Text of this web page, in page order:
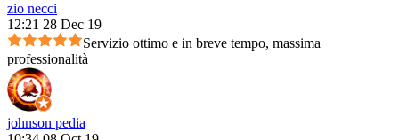
zio necci
12:21 28 Dec 19
Servizio ottimo e in breve tempo, massima
professionalità
johnson pedia